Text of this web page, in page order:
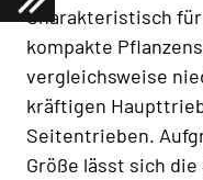
Charakteristisch für
kompakte
vergleichsweise
kräftigen
Seitentrieben.
Größe lässt sich